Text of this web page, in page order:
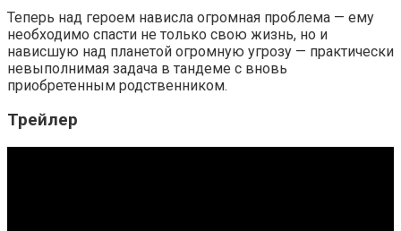
Теперь над героем нависла огромная проблема — ему
необходимо спасти не только свою жизнь, но и
нависшую над планетой огромную угрозу — практически
невыполнимая задача в тандеме с вновь
приобретенным родственником.
Трейлер